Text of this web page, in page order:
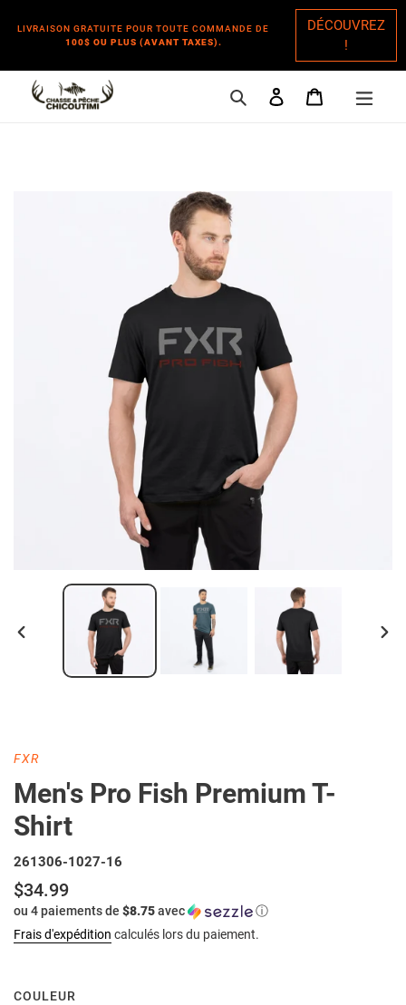
LIVRAISON GRATUITE POUR TOUTE COMMANDE DE
100$ OU PLUS (AVANT TAXES).
DÉCOUVREZ
!
RechercherSe connecter
Panier
DIAPOSITIVE
PRÉCÉDENTE
DISTRIBUTEUR
FXR
Men's Pro Fish Premium T-
Shirt
261306-1027-16
Prix
normal
$34.99
ou 4 paiements de $8.75avec
ⓘ
Frais d'expédition calculés lors du paiement.
COULEUR